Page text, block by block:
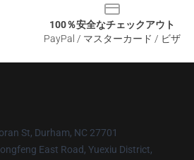
100％安全なチェックアウト
PayPal / マスターカード / ビザ
St, Durham, NC 27701
East Road, Yuexiu District,